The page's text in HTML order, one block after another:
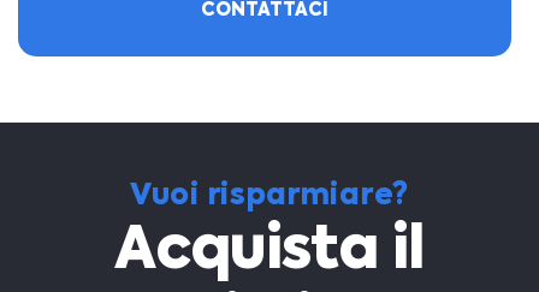
CONTATTACI
Vuoi risparmiare?
Acquista il